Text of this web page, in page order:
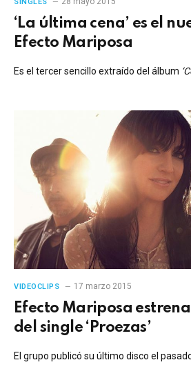
‘La última cena’ es el
Efecto Mariposa
Es el tercer sencillo extraído del álbum
VIDEOCLIPS 17 marzo 2015
Efecto Mariposa
del single ‘Proezas’
El grupo publicó su último disco el